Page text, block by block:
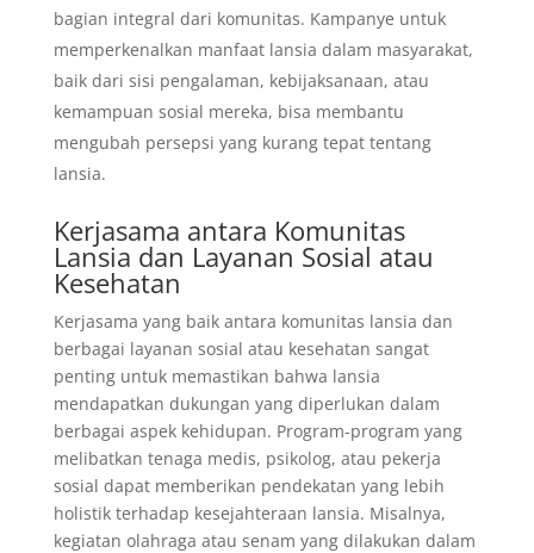
bagian integral dari komunitas. Kampanye untuk
memperkenalkan manfaat lansia dalam masyarakat,
baik dari sisi pengalaman, kebijaksanaan, atau
kemampuan sosial mereka, bisa membantu
mengubah persepsi yang kurang tepat tentang
lansia.
Kerjasama antara Komunitas
Lansia dan Layanan Sosial atau
Kesehatan
Kerjasama yang baik antara komunitas lansia dan
berbagai layanan sosial atau kesehatan sangat
penting untuk memastikan bahwa lansia
mendapatkan dukungan yang diperlukan dalam
berbagai aspek kehidupan. Program-program yang
melibatkan tenaga medis, psikolog, atau pekerja
sosial dapat memberikan pendekatan yang lebih
holistik terhadap kesejahteraan lansia. Misalnya,
kegiatan olahraga atau senam yang dilakukan dalam